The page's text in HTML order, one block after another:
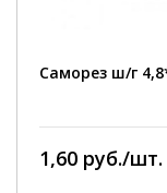
Саморез ш/г
1,60 руб./шт.